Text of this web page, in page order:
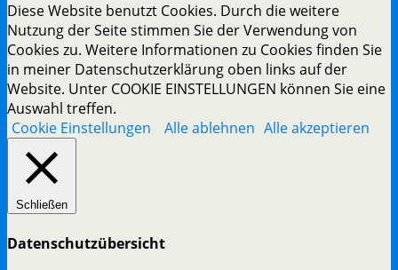
Diese Website benutzt Cookies. Durch die weitere
Nutzung der Seite stimmen Sie der Verwendung von
Cookies zu. Weitere Informationen zu Cookies finden Sie
in meiner Datenschutzerklärung oben links auf der
Website. Unter COOKIE EINSTELLUNGEN können Sie eine
Auswahl treffen.
Cookie Einstellungen
Alle ablehnen Alle akzeptieren
Schließen
Datenschutzübersicht